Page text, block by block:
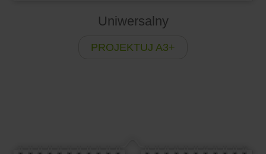
Uniwersalny
PROJEKTUJ A3+